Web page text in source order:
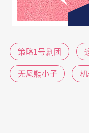
策略1号剧团
无尾熊小子